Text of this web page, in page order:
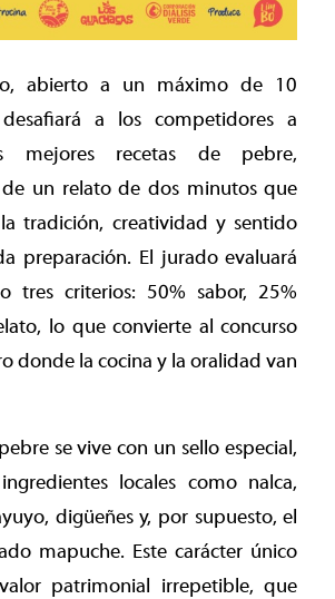
abierto a un máximo de 10
desafiará a los competidores a
mejores recetas de pebre,
de un relato de dos minutos que
tradición, creatividad y sentido
preparación. El jurado evaluará
tres criterios: 50% sabor, 25%
lo que convierte al concurso
donde la cocina y la oralidad van
se vive con un sello especial,
locales como nalca,
digüeñes y, por supuesto, el
mapuche. Este carácter único
patrimonial irrepetible, que